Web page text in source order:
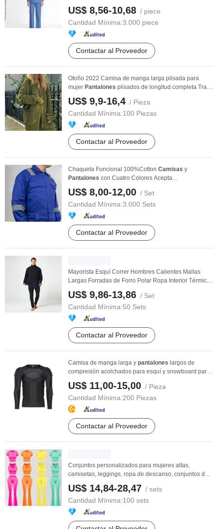
US$ 8,56-10,68 / piece
Cantidad Mínima:3.000 piece
Contactar al Proveedor
Otoño 2022 Camisa de manga larga plisada para
mujer Pantalones plisados de longitud completa Traje
US$ 9,9-16,4 / Pieza
Cantidad Mínima:100 Piezas
Contactar al Proveedor
Chaqueta Funcional 100%Cotton Camisas y
Pantalones con Cuatro Colores Acepta
Personalización
US$ 8,00-12,00 / Set
Cantidad Mínima:3.000 Sets
Contactar al Proveedor
Mayorista Esquí Correr Hombres Calientes Mallas
Largas Forradas de Forro Polar Ropa Interior Térmica
US$ 9,86-13,86 / Set
Cantidad Mínima:50 Sets
Contactar al Proveedor
Camisa de manga larga y pantalones largos de
compresión acolchados para esquí y snowboard para
US$ 11,00-15,00 / Pieza
Cantidad Mínima:200 Piezas
Contactar al Proveedor
Conjuntos personalizados para mujeres altas,
camisetas, leggings, ropa de descanso, conjuntos de
US$ 14,84-28,47 / sets
Cantidad Mínima:100 sets